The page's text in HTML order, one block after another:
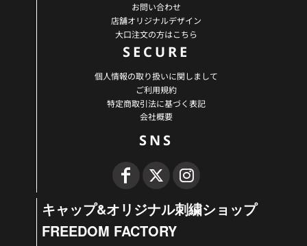
お問い合わせ
店舗オリジナルデザイン
大口注文の方はこちら
SECURE
個人情報の取り扱いに関しまして
ご利用規約
特定商取引法に基づく表記
会社概要
SNS
キャップ&オリジナル刺繍ショップ
FREEDOM FACTORY